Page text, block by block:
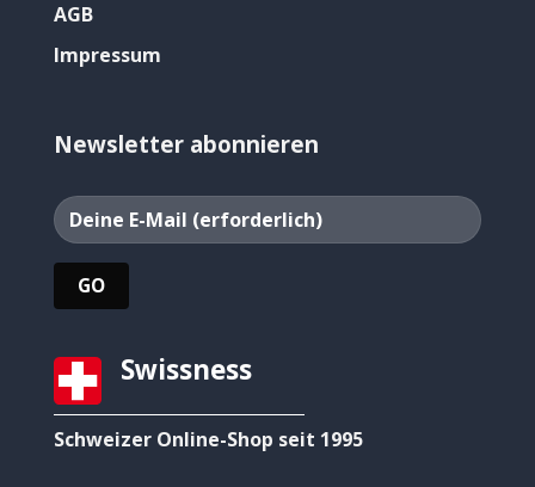
AGB
Impressum
Newsletter abonnieren
Swissness
Schweizer Online-Shop seit 1995